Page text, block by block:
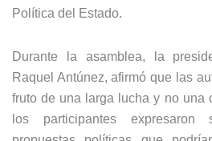
Política del Estado.
Durante la asamblea, la
Raquel Antúnez, afirmó que las
fruto de una larga lucha y no una
los participantes expresaron